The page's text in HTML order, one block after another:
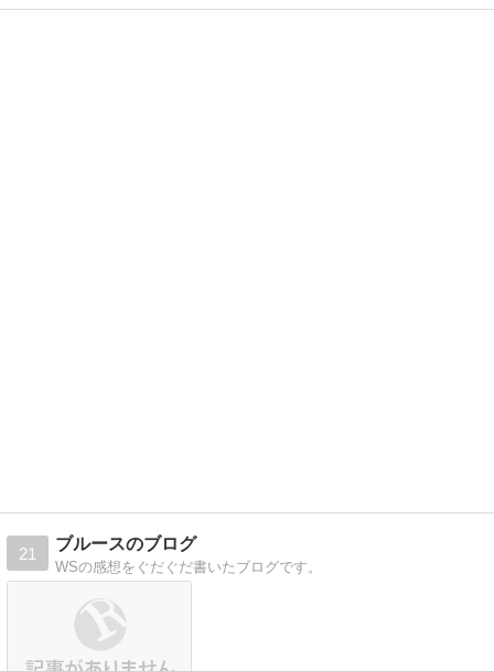
21
ブルースのブログ
WSの感想をぐだぐだ書いたブログです。